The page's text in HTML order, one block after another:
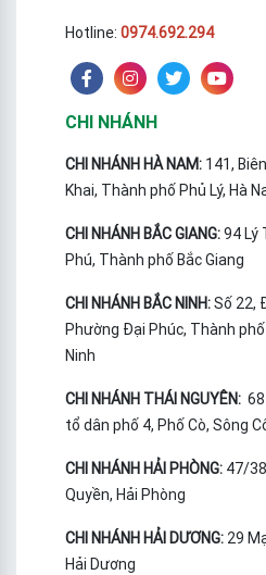
Hotline: 0974.692.294
CHI NHÁNH
CHI NHÁNH HÀ NAM: 141,
Khai, Thành phố Phủ Lý, Hà
CHI NHÁNH BẮC GIANG:94 Lý
Phú, Thành phố Bắc Giang
CHI NHÁNH BẮC NINH:Số 22,
Phường Đại Phúc, Thành
Ninh
CHI NHÁNH THÁI NGUYÊN:
tổ dân phố 4, Phố Cò, Sông
CHI NHÁNH HẢI PHÒNG: 47/
Quyền, Hải Phòng
CHI NHÁNH HẢI DƯƠNG: 29
Hải Dương